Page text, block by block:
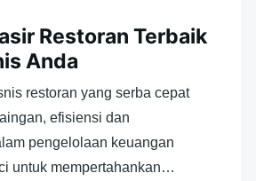
Restoran Terbaik
Anda
restoran yang serba cepat
efisiensi dan
pengelolaan keuangan
untuk mempertahankan…